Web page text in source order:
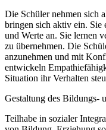
Die Schüler nehmen sich
bringen sich aktiv ein. Sie
und Werte an. Sie lernen
zu übernehmen. Die
anzunehmen und mit
entwickeln
Situation ihr Verhalten
Gestaltung des Bildungs-
Teilhabe in sozialer